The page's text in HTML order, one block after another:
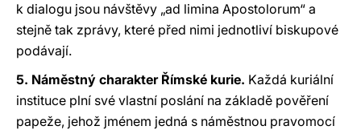
k dialogu jsou návštěvy „ad limina Apostolorum“ a
stejně tak zprávy, které před nimi jednotliví biskupové
podávají.
5. Náměstný charakter Římské kurie. Každá kuriální
instituce plní své vlastní poslání na základě pověření
papeže, jehož jménem jedná s náměstnou pravomocí